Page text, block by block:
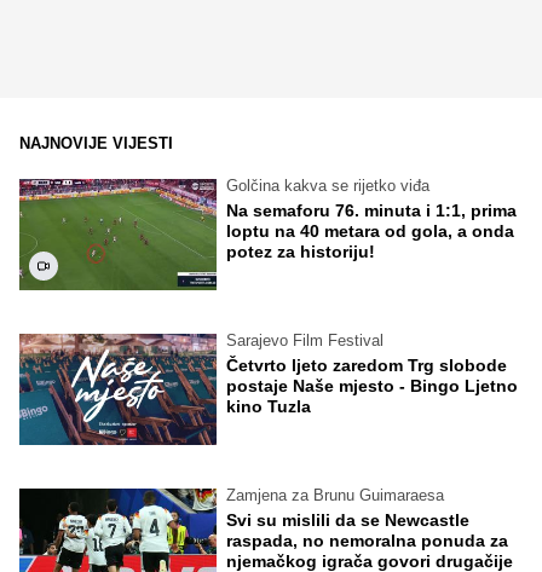
NAJNOVIJE VIJESTI
Golčina kakva se rijetko viđa
Na semaforu 76. minuta i 1:1, prima
loptu na 40 metara od gola, a onda
potez za historiju!
Sarajevo Film Festival
Četvrto ljeto zaredom Trg slobode
postaje Naše mjesto - Bingo Ljetno
kino Tuzla
Zamjena za Brunu Guimaraesa
Svi su mislili da se Newcastle
raspada, no nemoralna ponuda za
njemačkog igrača govori drugačije